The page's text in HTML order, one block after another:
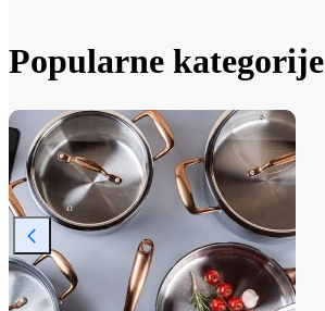
Popularne kategorije